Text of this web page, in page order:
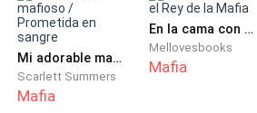
Nikolai ladeó la cabeza, con esa
helaba la sangre.
—¿Tu vida? Ya la tengo. ¿Tu
cenizas. Solo me faltaba
Mi adorable mafioso / Prometida en sangre
Scarlett Summers
Mafia
En la cama con el Rey de la Mafia
Mellovesbooks
Mafia